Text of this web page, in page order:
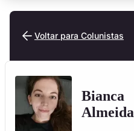
Voltar para Colunistas
Bianca
Almeida